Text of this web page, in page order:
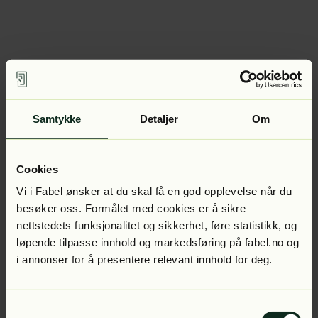
Samtykke Detaljer Om
Cookies
Vi i Fabel ønsker at du skal få en god opplevelse når du
besøker oss. Formålet med cookies er å sikre
nettstedets funksjonalitet og sikkerhet, føre statistikk, og
løpende tilpasse innhold og markedsføring på fabel.no og
i annonser for å presentere relevant innhold for deg.